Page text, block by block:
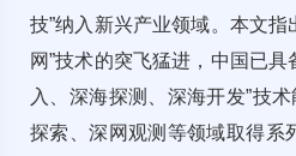
技”纳入新兴产业领域。本文指
网”技术的突飞猛进，中国已
入、深海探测、深海开发”技
探索、深网观测等领域取得系